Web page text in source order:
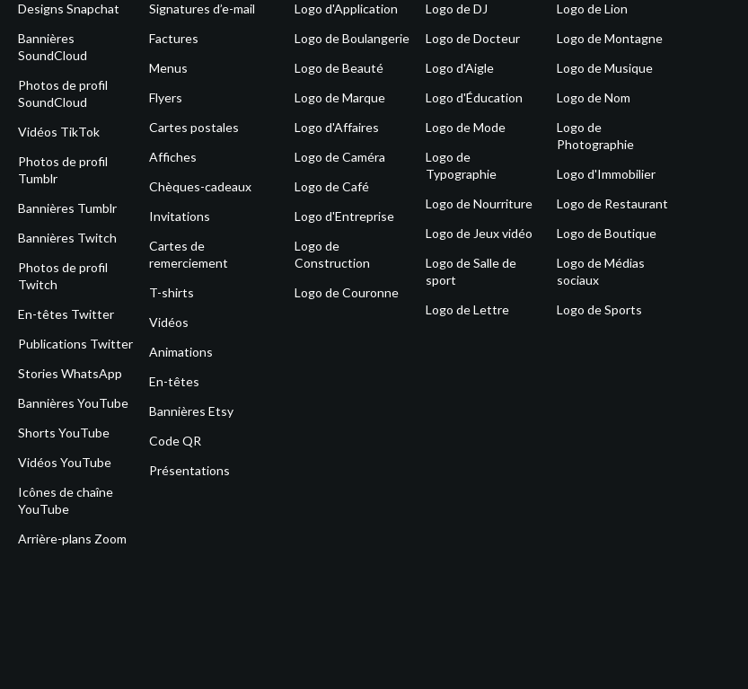
Designs Snapchat
Bannières
SoundCloud
Photos de profil
SoundCloud
Vidéos TikTok
Photos de profil
Tumblr
Bannières Tumblr
Bannières Twitch
Photos de profil
Twitch
En-têtes Twitter
Publications Twitter
Stories WhatsApp
Bannières YouTube
Shorts YouTube
Vidéos YouTube
Icônes de chaîne
YouTube
Arrière-plans Zoom
Signatures d’e-mail
Factures
Menus
Flyers
Cartes postales
Affiches
Chèques-cadeaux
Invitations
Cartes de
remerciement
T-shirts
Vidéos
Animations
En-têtes
Bannières Etsy
Code QR
Présentations
Logo d'Application
Logo de Boulangerie
Logo de Beauté
Logo de Marque
Logo d'Affaires
Logo de Caméra
Logo de Café
Logo d'Entreprise
Logo de
Construction
Logo de Couronne
Logo de DJ
Logo de Docteur
Logo d'Aigle
Logo d'Éducation
Logo de Mode
Logo de
Typographie
Logo de Nourriture
Logo de Jeux vidéo
Logo de Salle de
sport
Logo de Lettre
Logo de Lion
Logo de Montagne
Logo de Musique
Logo de Nom
Logo de
Photographie
Logo d'Immobilier
Logo de Restaurant
Logo de Boutique
Logo de Médias
sociaux
Logo de Sports